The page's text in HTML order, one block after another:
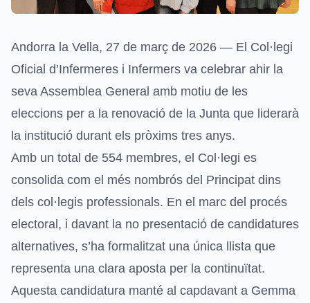
Andorra la Vella, 27 de març de 2026 — El Col·legi
Oficial d’Infermeres i Infermers va celebrar ahir la
seva Assemblea General amb motiu de les
eleccions per a la renovació de la Junta que liderarà
la institució durant els pròxims tres anys.
Amb un total de 554 membres, el Col·legi es
consolida com el més nombrós del Principat dins
dels col·legis professionals. En el marc del procés
electoral, i davant la no presentació de candidatures
alternatives, s’ha formalitzat una única llista que
representa una clara aposta per la continuïtat.
Aquesta candidatura manté al capdavant a Gemma